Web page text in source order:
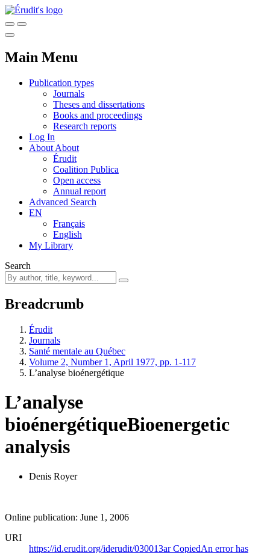
Main Menu
Publication types
Journals
Theses and dissertations
Books and proceedings
Research reports
Log In
About About
Érudit
Coalition Publica
Open access
Annual report
Advanced Search
EN
Français
English
My Library
Search
Breadcrumb
Érudit
Journals
Santé mentale au Québec
Volume 2, Number 1, April 1977, pp. 1-117
L’analyse bioénergétique
L’analyse
bioénergétiqueBioenergetic
analysis
Denis Royer
Online publication: June 1, 2006
URI
https://id.erudit.org/iderudit/030013arCopiedAn error has